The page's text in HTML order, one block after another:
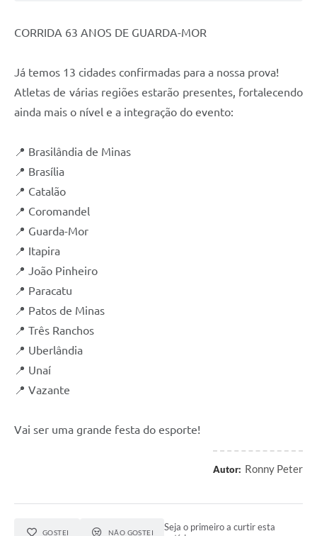
CORRIDA 63 ANOS DE GUARDA-MOR
Já temos 13 cidades confirmadas para a nossa prova!
Atletas de várias regiões estarão presentes, fortalecendo
ainda mais o nível e a integração do evento:
📍 Brasilândia de Minas
📍 Brasília
📍 Catalão
📍 Coromandel
📍 Guarda-Mor
📍 Itapira
📍 João Pinheiro
📍 Paracatu
📍 Patos de Minas
📍 Três Ranchos
📍 Uberlândia
📍 Unaí
📍 Vazante
Vai ser uma grande festa do esporte!
Autor: Ronny Peter
GOSTEI NÃO GOSTEI
Seja o primeiro a curtir esta